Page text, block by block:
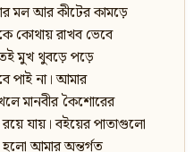
মল আর কীটের কামড়ে
কোথায় রাখব ভেবে
মুখ থুবড়ে পড়ে
পাই না। আমার
মানবীর কৈশোরের
যায়। বইয়ের পাতাগুলো
আমার অন্তর্গত